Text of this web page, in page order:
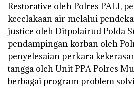
Restorative oleh Polres PALI,
kecelakaan air melalui
justice oleh Ditpolairud Polda
pendampingan korban oleh
penyelesaian perkara
tangga oleh Unit PPA Polres
berbagai program problem